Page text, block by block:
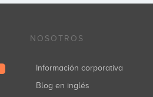
NOSOTROS
Información corporativa
Blog en inglés